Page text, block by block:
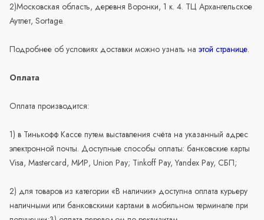
2)Московская область, деревня Воронки, 1 к. 4. ТЦ Архангельское
Аутлет, Sortage.
Подробнее об условиях доставки можно узнать на этой странице.
Оплата
Оплата производится:
1) в Тинькофф Кассе путем выставления счёта на указанный адрес
электронной почты. Доступные способы оплаты: банковские карты
Visa, Mastercard, МИР, Union Pay; Tinkoff Pay, Yandex Pay, СБП;
2) для товаров из категории «В наличии» доступна оплата курьеру
наличными или банковскими картами в мобильном терминале при